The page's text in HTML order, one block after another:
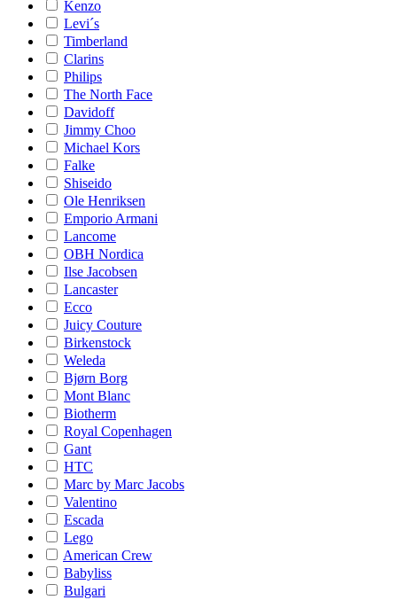
Kenzo
Levi´s
Timberland
Clarins
Philips
The North Face
Davidoff
Jimmy Choo
Michael Kors
Falke
Shiseido
Ole Henriksen
Emporio Armani
Lancome
OBH Nordica
Ilse Jacobsen
Lancaster
Ecco
Juicy Couture
Birkenstock
Weleda
Bjørn Borg
Mont Blanc
Biotherm
Royal Copenhagen
Gant
HTC
Marc by Marc Jacobs
Valentino
Escada
Lego
American Crew
Babyliss
Bulgari